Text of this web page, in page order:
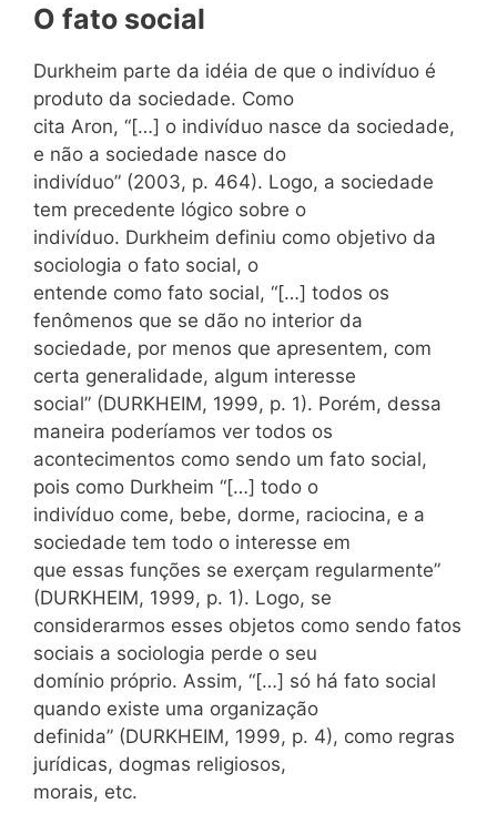
O fato social
Durkheim parte da idéia de que o indivíduo é
produto da sociedade. Como
cita Aron, “[…] o indivíduo nasce da sociedade,
e não a sociedade nasce do
indivíduo” (2003, p. 464). Logo, a sociedade
tem precedente lógico sobre o
indivíduo. Durkheim definiu como objetivo da
sociologia o fato social, o
entende como fato social, “[…] todos os
fenômenos que se dão no interior da
sociedade, por menos que apresentem, com
certa generalidade, algum interesse
social” (DURKHEIM, 1999, p. 1). Porém, dessa
maneira poderíamos ver todos os
acontecimentos como sendo um fato social,
pois como Durkheim “[…] todo o
indivíduo come, bebe, dorme, raciocina, e a
sociedade tem todo o interesse em
que essas funções se exerçam regularmente”
(DURKHEIM, 1999, p. 1). Logo, se
considerarmos esses objetos como sendo fatos
sociais a sociologia perde o seu
domínio próprio. Assim, “[…] só há fato social
quando existe uma organização
definida” (DURKHEIM, 1999, p. 4), como regras
jurídicas, dogmas religiosos,
morais, etc.